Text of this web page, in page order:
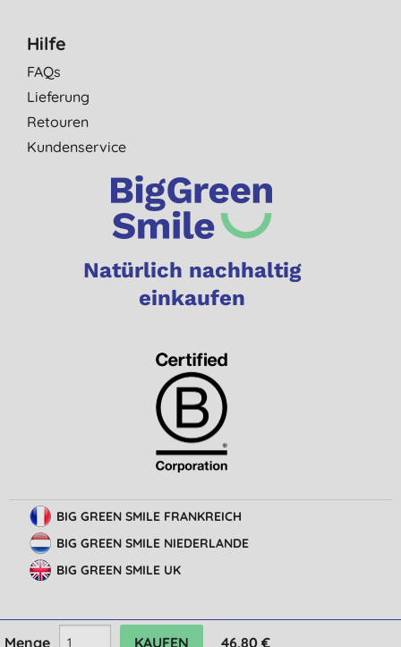
Menge 46,80 €
Hilfe
FAQs
Lieferung
Retouren
Kundenservice
Natürlich nachhaltig
einkaufen
BIG GREEN SMILE FRANKREICH
BIG GREEN SMILE NIEDERLANDE
BIG GREEN SMILE UK
© Big Green Smile Europe BV Geschäftsbedingungen